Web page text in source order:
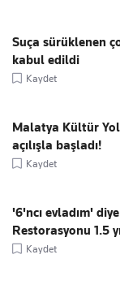
Suça sürüklenen
kabul edildi
Kaydet
Malatya Kültür
açılışla başladı!
Kaydet
'6'ncı evladım'
Restorasyonu 1.5
Kaydet